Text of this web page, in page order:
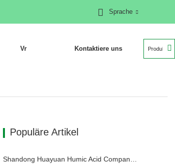
Sprache
Vr Kontaktiere uns
Populäre Artikel
Shandong Huayuan Humic Acid Company belebt das Dorf Beiqiu mit einer Spende von mikrobiellem Dünger neu.